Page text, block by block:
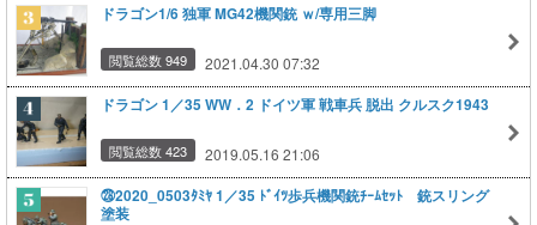
ドラゴン1/6 独軍 MG42機関銃 ｗ/専用三脚
閲覧総数 949 2021.04.30 07:32
ドラゴン 1／35 WW．2 ドイツ軍 戦車兵 脱出 クルスク1943
閲覧総数 423 2019.05.16 21:06
㉘2020_0503ﾀﾐﾔ 1／35 ﾄﾞｲﾂ歩兵機関銃ﾁｰﾑｾｯﾄ 銃スリング
塗装